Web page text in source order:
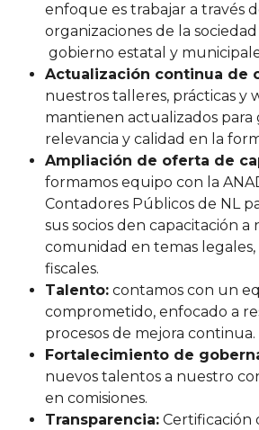
enfoque es trabajar a través
organizaciones de la
gobierno estatal y
Actualización continua de
nuestros talleres, prácticas y
mantienen actualizados para
relevancia y calidad en la
Ampliación de oferta de
formamos equipo con la
Contadores Públicos de NL
sus socios den capacitación a
comunidad en temas
fiscales.
Talento: contamos con un
comprometido, enfocado a
procesos de mejora continua.
Fortalecimiento de
nuevos talentos a nuestro
en comisiones.
Transparencia: Certificación